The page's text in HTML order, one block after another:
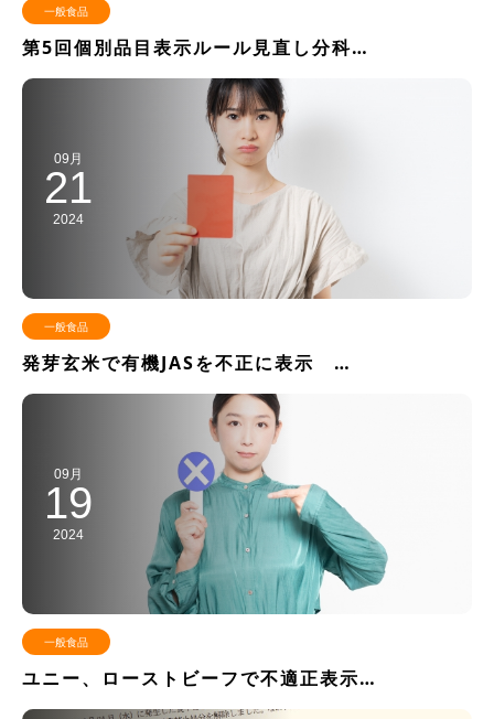
一般食品
第5回個別品目表示ルール見直し分科…
09月
21
2024
一般食品
発芽玄米で有機JASを不正に表示 …
09月
19
2024
一般食品
ユニー、ローストビーフで不適正表示…